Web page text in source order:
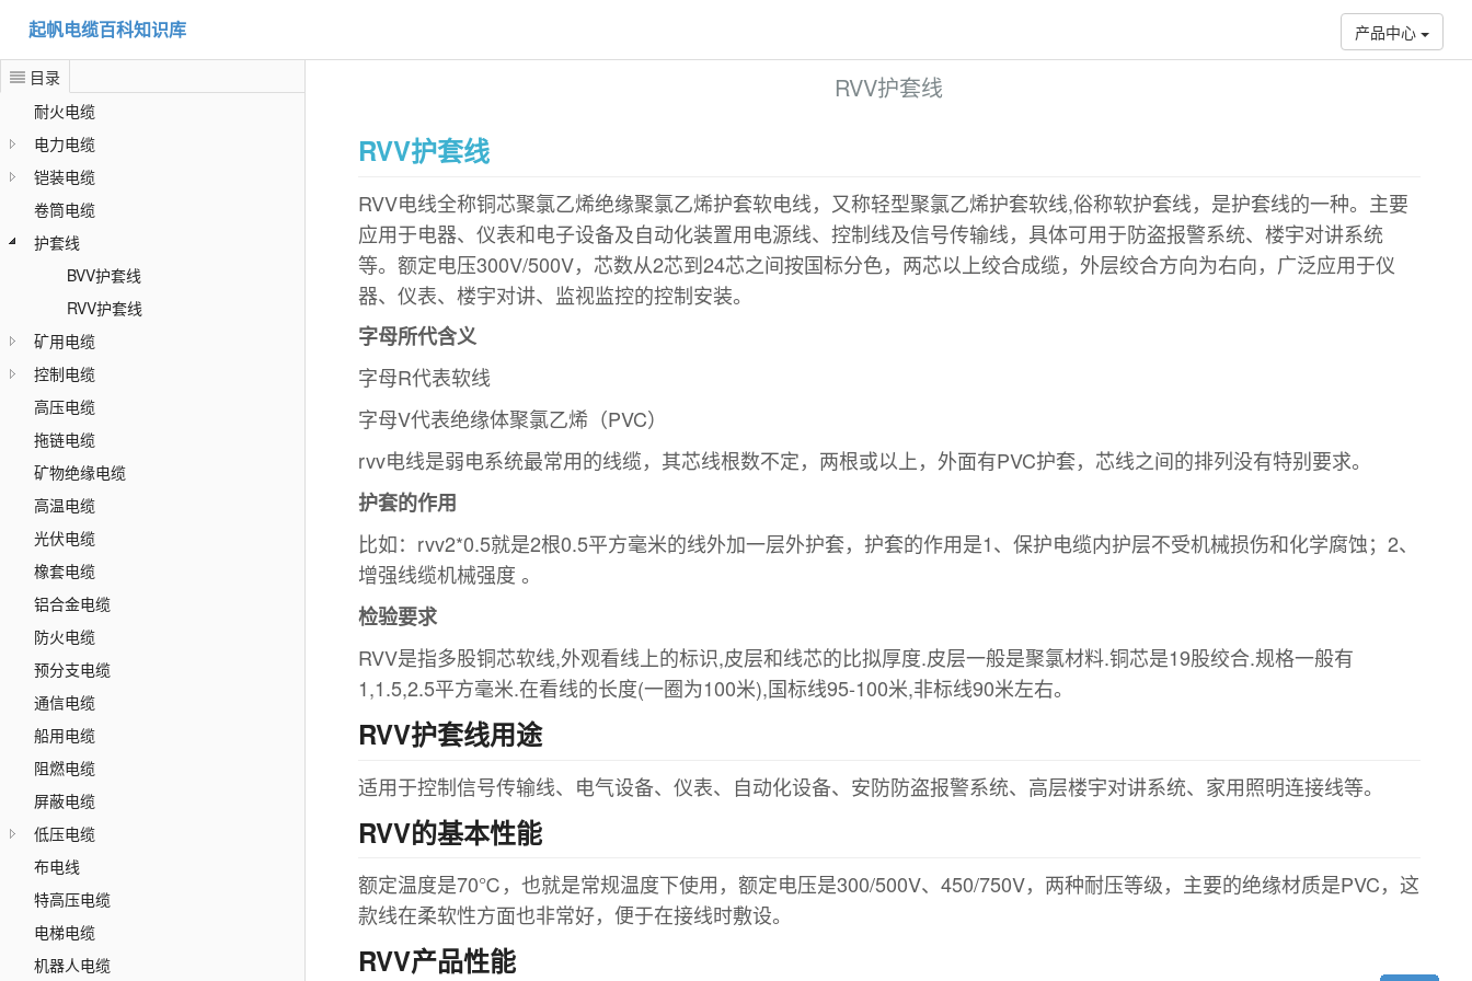
起帆电缆百科知识库 产品中心
目录
耐火电缆
电力电缆
铠装电缆
卷筒电缆
护套线
BVV护套线
RVV护套线
矿用电缆
控制电缆
高压电缆
拖链电缆
矿物绝缘电缆
高温电缆
光伏电缆
橡套电缆
铝合金电缆
防火电缆
预分支电缆
通信电缆
船用电缆
阻燃电缆
屏蔽电缆
低压电缆
布电线
特高压电缆
电梯电缆
机器人电缆
RVV护套线
RVV护套线
RVV电线全称铜芯聚氯乙烯绝缘聚氯乙烯护套软电线，又称轻型聚氯乙烯护套软线,俗称软护套线，是护套线的一种。主要
应用于电器、仪表和电子设备及自动化装置用电源线、控制线及信号传输线，具体可用于防盗报警系统、楼宇对讲系统
等。额定电压300V/500V，芯数从2芯到24芯之间按国标分色，两芯以上绞合成缆，外层绞合方向为右向，广泛应用于仪
器、仪表、楼宇对讲、监视监控的控制安装。
字母所代含义
字母R代表软线
字母V代表绝缘体聚氯乙烯（PVC）
rvv电线是弱电系统最常用的线缆，其芯线根数不定，两根或以上，外面有PVC护套，芯线之间的排列没有特别要求。
护套的作用
比如：rvv2*0.5就是2根0.5平方毫米的线外加一层外护套，护套的作用是1、保护电缆内护层不受机械损伤和化学腐蚀；2、
增强线缆机械强度 。
检验要求
RVV是指多股铜芯软线,外观看线上的标识,皮层和线芯的比拟厚度.皮层一般是聚氯材料.铜芯是19股绞合.规格一般有
1,1.5,2.5平方毫米.在看线的长度(一圈为100米),国标线95-100米,非标线90米左右。
RVV护套线用途
适用于控制信号传输线、电气设备、仪表、自动化设备、安防防盗报警系统、高层楼宇对讲系统、家用照明连接线等。
RVV的基本性能
额定温度是70℃，也就是常规温度下使用，额定电压是300/500V、450/750V，两种耐压等级，主要的绝缘材质是PVC，这
款线在柔软性方面也非常好，便于在接线时敷设。
RVV产品性能